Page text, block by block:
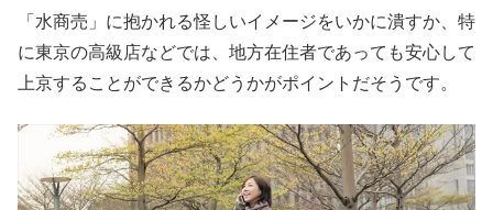
「水商売」に抱かれる怪しいイメージをいかに潰すか、特
に東京の高級店などでは、地方在住者であっても安心して
上京することができるかどうかがポイントだそうです。